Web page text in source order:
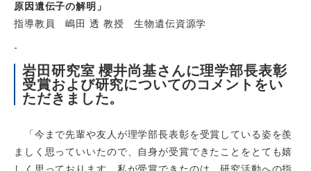
原因遺伝子の解明」
指導教員 嶋田 透 教授 生物遺伝資源学
-
岩田研究室 櫻井尚基さんに理学部長表彰
受賞および研究についてのコメントをい
ただきました。
「今まで先輩や友人が理学部長表彰を受賞している姿を羨
ましく思っていいたので、自身が受賞できたことをとても嬉